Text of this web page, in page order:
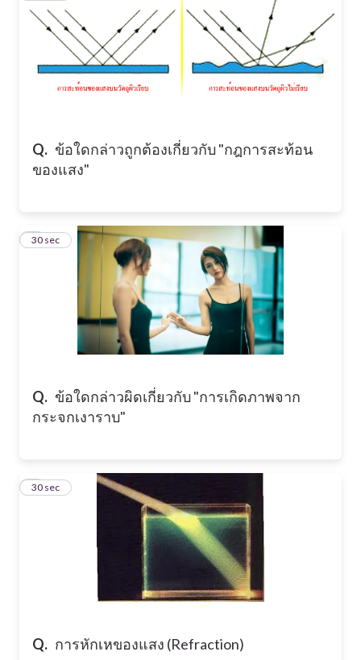
Q. ข้อใดกล่าวถูกต้องเกี่ยวกับ "กฎการสะท้อน
ของแสง"
Q. ข้อใดกล่าวผิดเกี่ยวกับ "การเกิดภาพจาก
กระจกเงาราบ"
2
30 sec
Q. การหักเหของแสง (Refraction)
3
30 sec